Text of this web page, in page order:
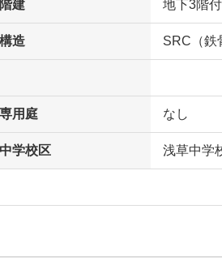
階建 地下3階
構造 SRC（鉄
専用庭 なし
中学校区 浅草中学